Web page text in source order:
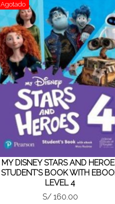
Agotado
MY DISNEY STARS AND
STUDENT'S BOOK WITH
LEVEL 4
S/ 160.00